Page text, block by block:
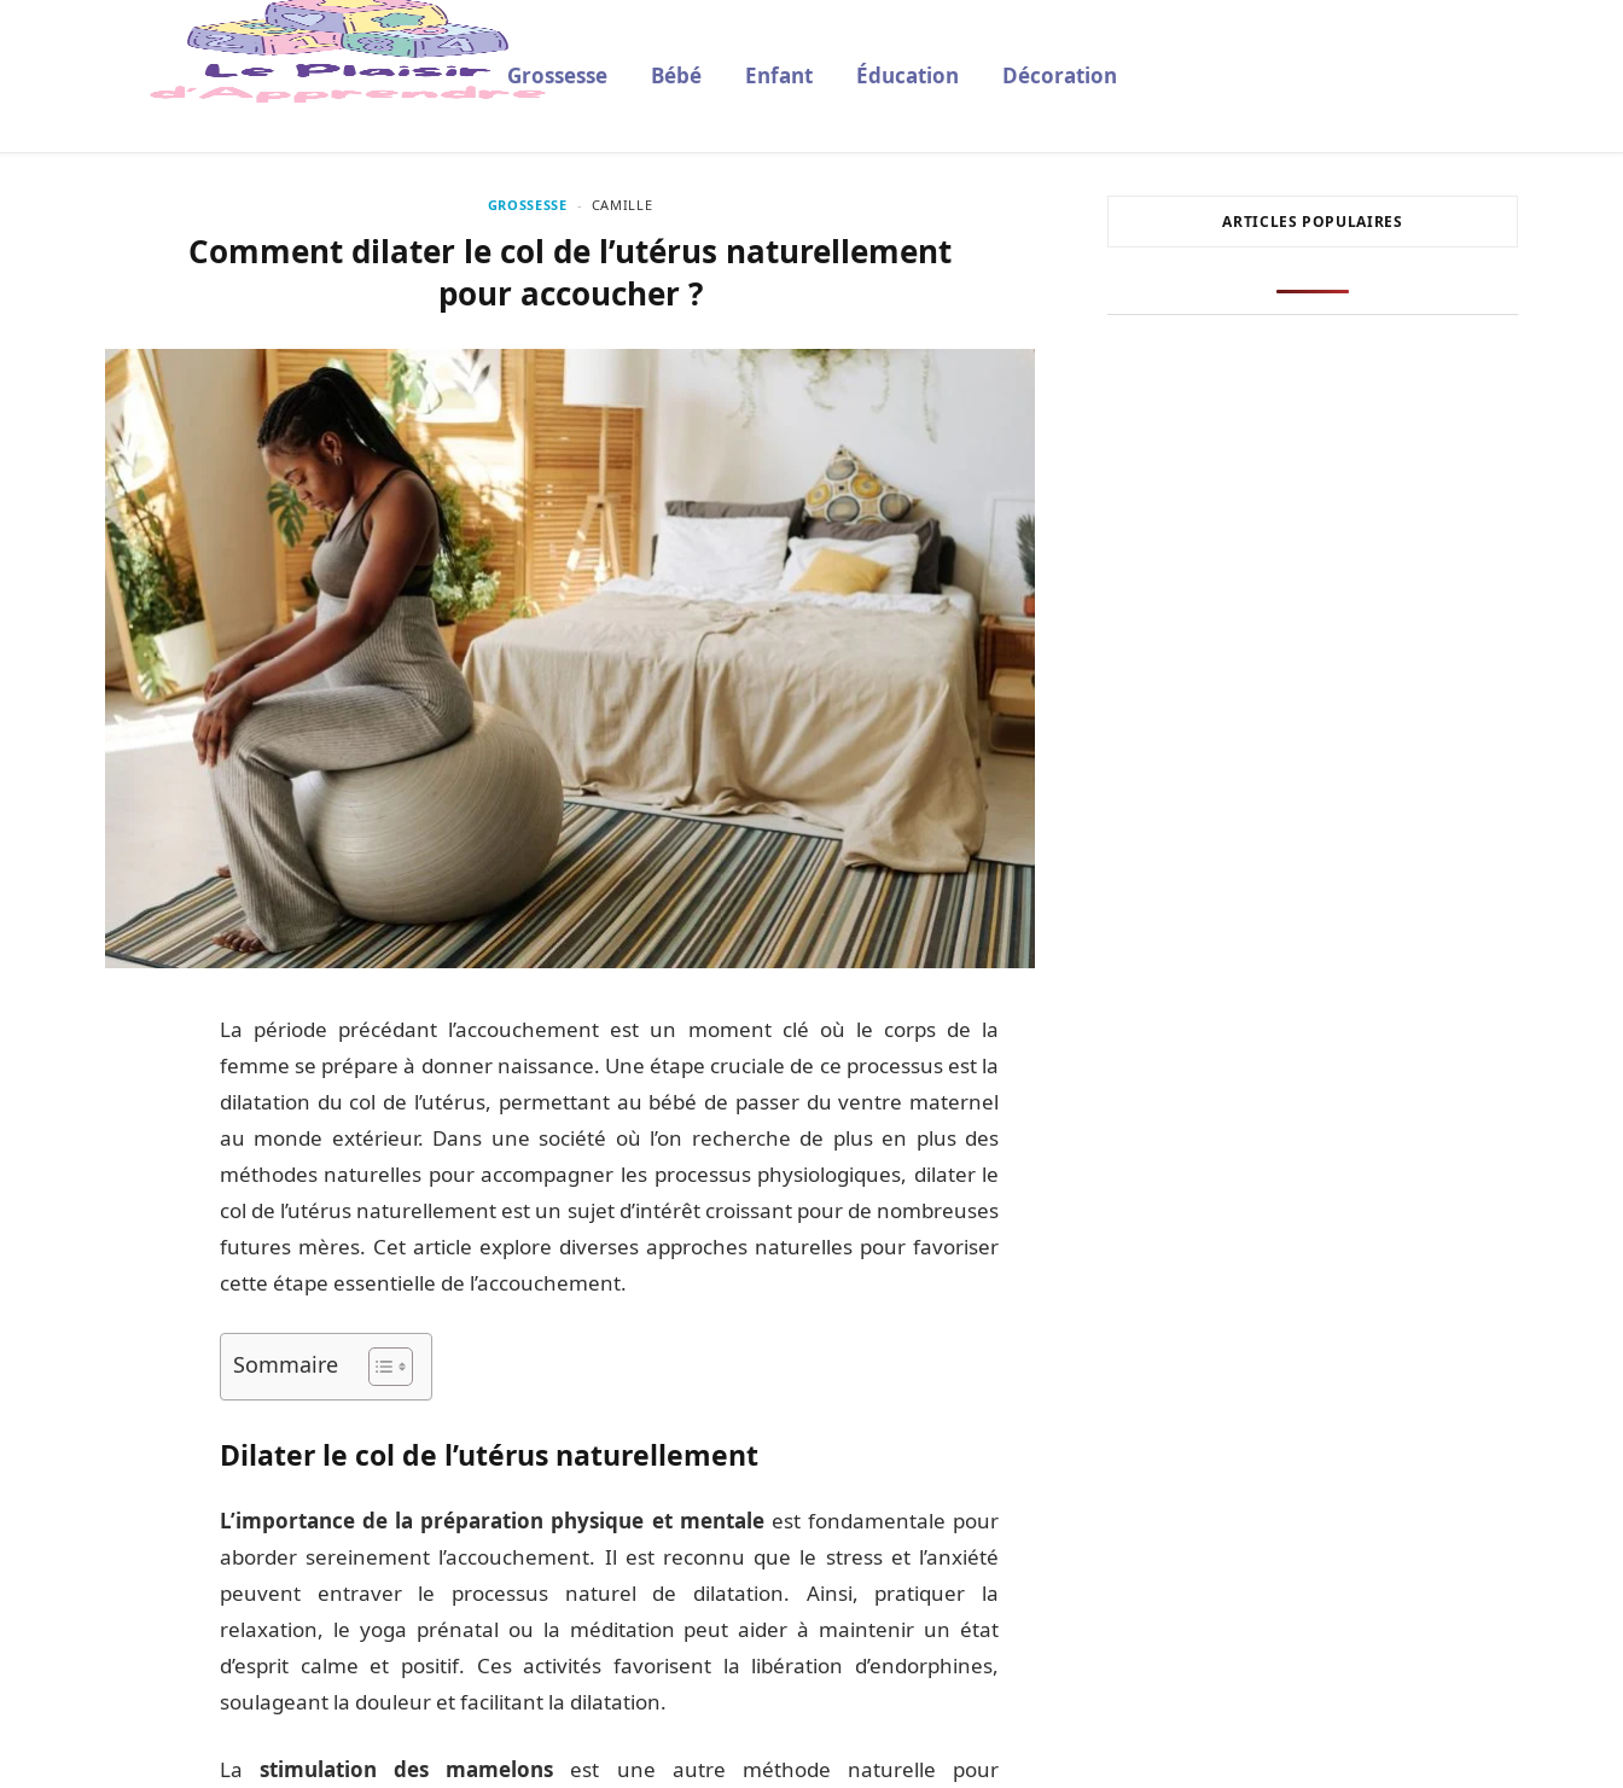
Grossesse Bébé Enfant Éducation Décoration
GROSSESSE CAMILLE
Comment dilater le col de l’utérus naturellement
pour accoucher ?
La période précédant l’accouchement est un moment clé où le corps de la
femme se prépare à donner naissance. Une étape cruciale de ce processus est la
dilatation du col de l’utérus, permettant au bébé de passer du ventre maternel
au monde extérieur. Dans une société où l’on recherche de plus en plus des
méthodes naturelles pour accompagner les processus physiologiques, dilater le
col de l’utérus naturellement est un sujet d’intérêt croissant pour de nombreuses
futures mères. Cet article explore diverses approches naturelles pour favoriser
cette étape essentielle de l’accouchement.
Sommaire
Dilater le col de l’utérus naturellement
L’importance de la préparation physique et mentaleest fondamentale pour
aborder sereinement l’accouchement. Il est reconnu que le stress et l’anxiété
peuvent entraver le processus naturel de dilatation. Ainsi, pratiquer la
relaxation, le yoga prénatal ou la méditation peut aider à maintenir un état
d’esprit calme et positif. Ces activités favorisent la libération d’endorphines,
soulageant la douleur et facilitant la dilatation.
Lastimulation des mamelons est une autre méthode naturelle pour
ARTICLES POPULAIRES